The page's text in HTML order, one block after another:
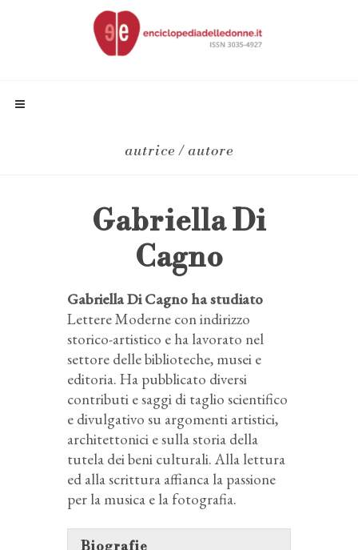
autrice / autore
Gabriella Di
Cagno
Gabriella Di Cagno ha studiato
Lettere Moderne con indirizzo
storico-artistico e ha lavorato nel
settore delle biblioteche, musei e
editoria. Ha pubblicato diversi
contributi e saggi di taglio scientifico
e divulgativo su argomenti artistici,
architettonici e sulla storia della
tutela dei beni culturali. Alla lettura
ed alla scrittura affianca la passione
per la musica e la fotografia.
Biografie